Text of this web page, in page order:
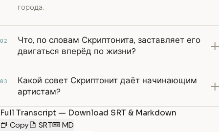
города.
02
Что, по словам Скриптонита, заставляет его
двигаться вперёд по жизни?
03
Какой совет Скриптонит даёт начинающим
артистам?
Full Transcript — Download SRT & Markdown
Copy
SRT MD